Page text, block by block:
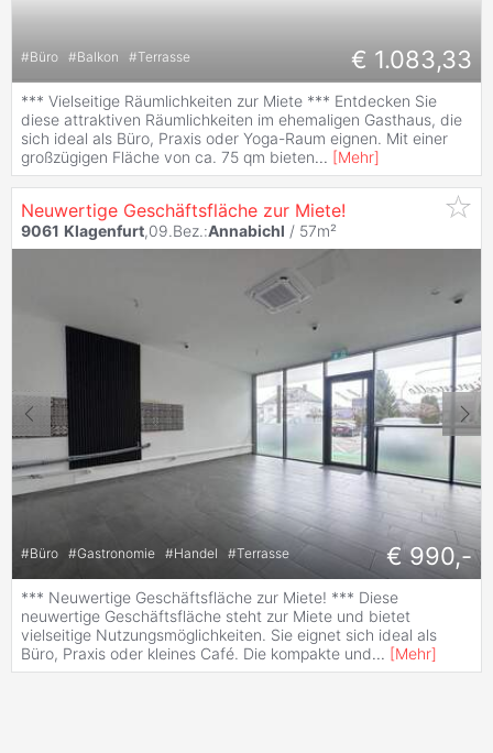
#Büro #Balkon #Terrasse € 1.083,33
*** Vielseitige Räumlichkeiten zur Miete *** Entdecken Sie
diese attraktiven Räumlichkeiten im ehemaligen Gasthaus, die
sich ideal als Büro, Praxis oder Yoga-Raum eignen. Mit einer
großzügigen Fläche von ca. 75 qm bieten... [Mehr]
Neuwertige Geschäftsfläche zur Miete!
9061 Klagenfurt,09.Bez.:Annabichl / 57m²
#Büro #Gastronomie #Handel #Terrasse € 990,-
*** Neuwertige Geschäftsfläche zur Miete! *** Diese
neuwertige Geschäftsfläche steht zur Miete und bietet
vielseitige Nutzungsmöglichkeiten. Sie eignet sich ideal als
Büro, Praxis oder kleines Café. Die kompakte und... [Mehr]